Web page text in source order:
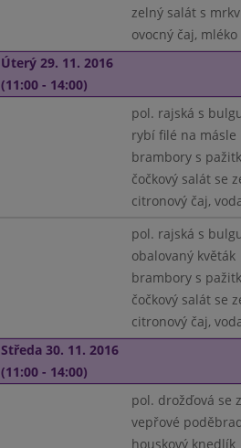
zelný salát s
ovocný čaj, mléko
Úterý 29. 11. 2016
(11:00 - 14:00)
pol. rajská s
rybí filé na másle
brambory s
čočkový salát se
citronový čaj,
pol. rajská s
obalovaný květák
brambory s
čočkový salát se
citronový čaj,
Středa 30. 11. 2016
(11:00 - 14:00)
pol. drožďová se
vepřové
houskový knedlík